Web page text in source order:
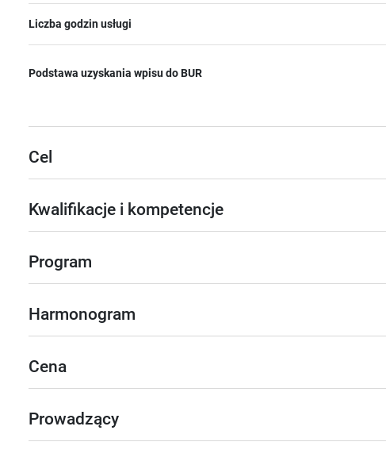
Liczba godzin usługi
Podstawa uzyskania wpisu do BUR
Cel
Kwalifikacje i kompetencje
Program
Harmonogram
Cena
Prowadzący